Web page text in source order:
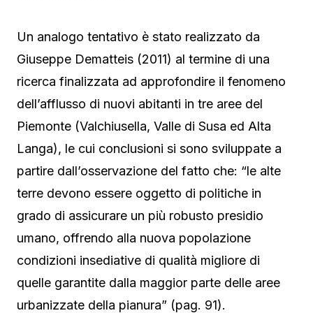
Un analogo tentativo è stato realizzato da
Giuseppe Dematteis (2011) al termine di una
ricerca finalizzata ad approfondire il fenomeno
dell’afflusso di nuovi abitanti in tre aree del
Piemonte (Valchiusella, Valle di Susa ed Alta
Langa), le cui conclusioni si sono sviluppate a
partire dall’osservazione del fatto che: “le alte
terre devono essere oggetto di politiche in
grado di assicurare un più robusto presidio
umano, offrendo alla nuova popolazione
condizioni insediative di qualità migliore di
quelle garantite dalla maggior parte delle aree
urbanizzate della pianura” (pag. 91).